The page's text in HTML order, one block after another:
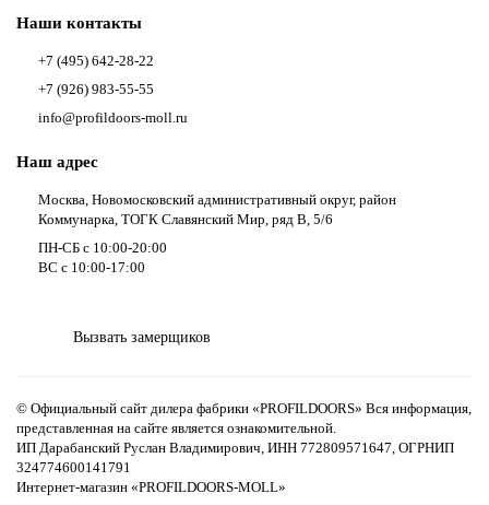
Наши контакты
+7 (495) 642-28-22
+7 (926) 983-55-55
info@profildoors-moll.ru
Наш адрес
Москва, Новомосковский административный округ, район
Коммунарка, ТОГК Славянский Мир, ряд В, 5/6
ПН-СБ с 10:00-20:00
ВС с 10:00-17:00
Вызвать замерщиков
© Официальный сайт дилера фабрики «PROFILDOORS» Вся информация,
представленная на сайте является ознакомительной.
ИП Дарабанский Руслан Владимирович, ИНН 772809571647, ОГРНИП
324774600141791
Интернет-магазин «PROFILDOORS-MOLL»